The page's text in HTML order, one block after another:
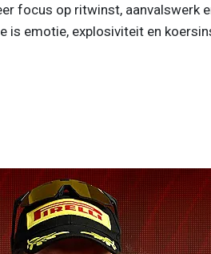
focus op ritwinst, aanvalswerk
is emotie, explosiviteit en